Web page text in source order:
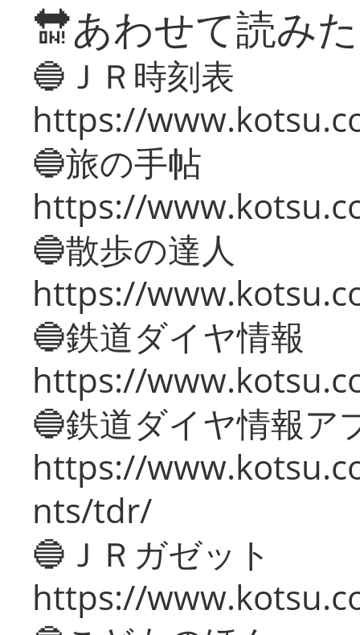
🔛あわせて読み
🔵ＪＲ時刻表
https://
🔵旅の手帖
https://
🔵散歩の達人
https://
🔵鉄道ダイヤ情報
https://
🔵鉄道ダイヤ情報ア
https://
nts/tdr/
🔵ＪＲガゼット
https://